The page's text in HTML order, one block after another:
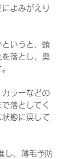
よみがえり
いうと、頭
落とし、臭
ラーなどの
落としてく
態に戻して
し、薄毛予防